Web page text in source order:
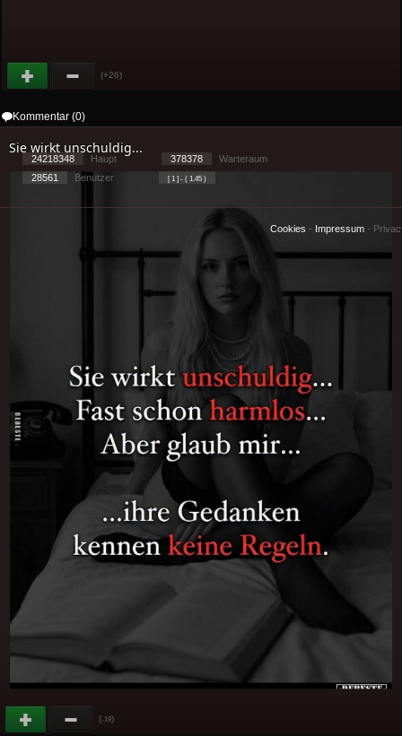
(+26)
Kommentar (0)
Sie wirkt unschuldig...
(-19)
24218348 Haupt 378378
Warteraum
28561
Benutzer [ 1 ] - ( 1.45 )
Cookies - Impressum -